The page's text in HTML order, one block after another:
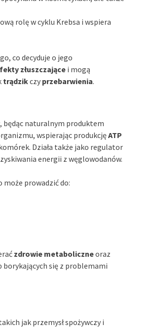
rolę w cyklu Krebsa i wspiera
co decyduje o jego
złuszczającei mogą
trądzikczy przebarwienia.
, będąc naturalnym produktem
wspierając produkcjęATP
Działa także jako regulator
energii z węglowodanów.
może prowadzić do:
zdrowie metaboliczneoraz
się z problemami
jak przemysł spożywczy i